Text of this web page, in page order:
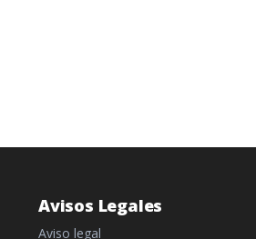
Avisos Legales
Aviso legal